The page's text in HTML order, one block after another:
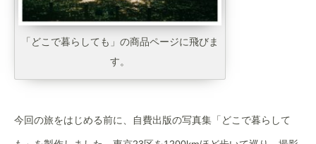
「どこで暮らしても」の商品ページに飛びま
す。
今回の旅をはじめる前に、自費出版の写真集「どこで暮らして